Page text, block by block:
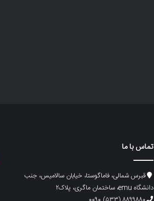
تماس با ما
قبرس شمالی، فاماگوستا، خیابان سالامیس، جنب
دانشگاه emu، ساختمان ماگری، پلاک۲